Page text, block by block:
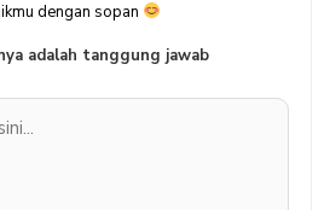
dengan sopan
adalah tanggung jawab